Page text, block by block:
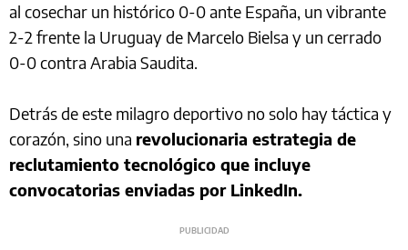
al cosechar un histórico 0-0 ante España, un vibrante
2-2 frente la Uruguay de Marcelo Bielsa y un cerrado
0-0 contra Arabia Saudita.
Detrás de este milagro deportivo no solo hay táctica y
corazón, sino una revolucionaria estrategia de
reclutamiento tecnológico que incluye
convocatorias enviadas por LinkedIn.